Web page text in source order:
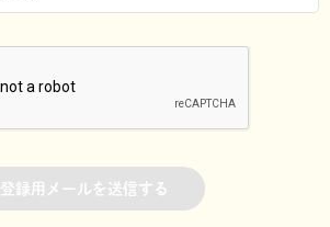
登録用メールを送信する